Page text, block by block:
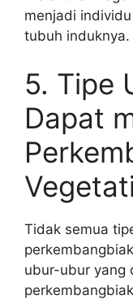
menjadi
tubuh induknya.
5. Tipe
Dapat
Tidak semua
ubur-ubur yang